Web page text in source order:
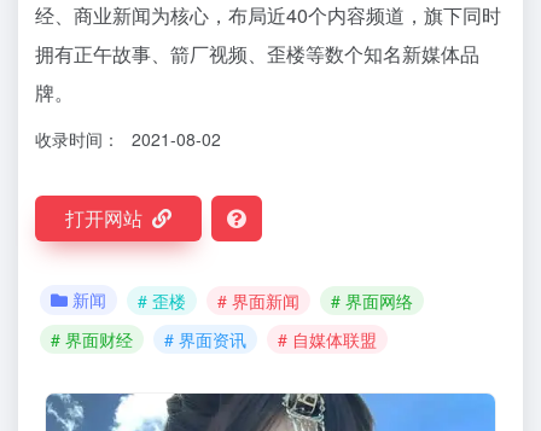
经、商业新闻为核心，布局近40个内容频道，旗下同时
拥有正午故事、箭厂视频、歪楼等数个知名新媒体品
牌。
收录时间： 2021-08-02
打开网站
新闻 # 歪楼 # 界面新闻
# 界面网络
# 界面财经
# 界面资讯 # 自媒体联盟